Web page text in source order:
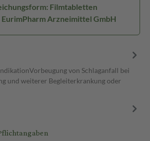
Filmtabletten
Arzneimittel GmbH
von Schlaganfall bei
und weiterer Begleiterkrankung oder